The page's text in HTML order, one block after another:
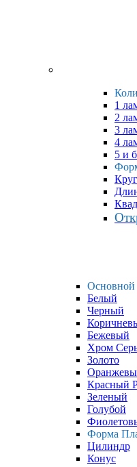
1
2
3
4
5 и
Основной
Белый
Черный
Бежевый
Хром
Золото
Красный
Зеленый
Голубой
Форма
Цилиндр
Конус